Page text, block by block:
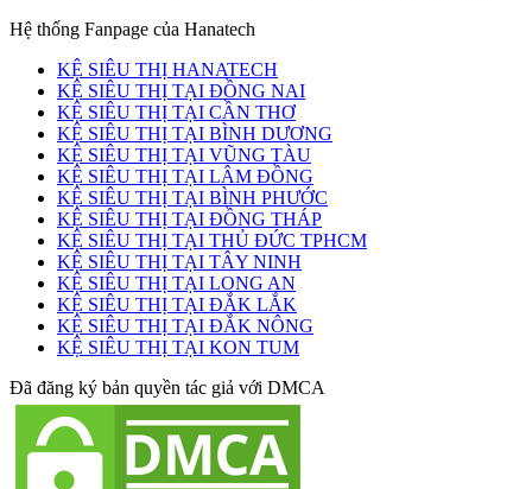
Hệ thống Fanpage của Hanatech
KỆ SIÊU THỊ HANATECH
KỆ SIÊU THỊ TẠI ĐỒNG NAI
KỆ SIÊU THỊ TẠI CẦN THƠ
KỆ SIÊU THỊ TẠI BÌNH DƯƠNG
KỆ SIÊU THỊ TẠI VŨNG TÀU
KỆ SIÊU THỊ TẠI LÂM ĐỒNG
KỆ SIÊU THỊ TẠI BÌNH PHƯỚC
KỆ SIÊU THỊ TẠI ĐỒNG THÁP
KỆ SIÊU THỊ TẠI THỦ ĐỨC TPHCM
KỆ SIÊU THỊ TẠI TÂY NINH
KỆ SIÊU THỊ TẠI LONG AN
KỆ SIÊU THỊ TẠI ĐẮK LẮK
KỆ SIÊU THỊ TẠI ĐẮK NÔNG
KỆ SIÊU THỊ TẠI KON TUM
Đã đăng ký bản quyền tác giả với DMCA